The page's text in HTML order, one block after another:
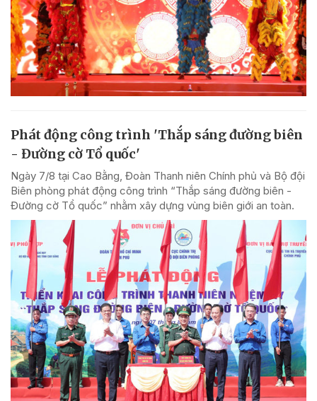
Phát động công trình 'Thắp sáng đường biên
- Đường cờ Tổ quốc'
Ngày 7/8 tại Cao Bằng, Đoàn Thanh niên Chính phủ và Bộ đội
Biên phòng phát động công trình “Thắp sáng đường biên -
Đường cờ Tổ quốc” nhằm xây dựng vùng biên giới an toàn.